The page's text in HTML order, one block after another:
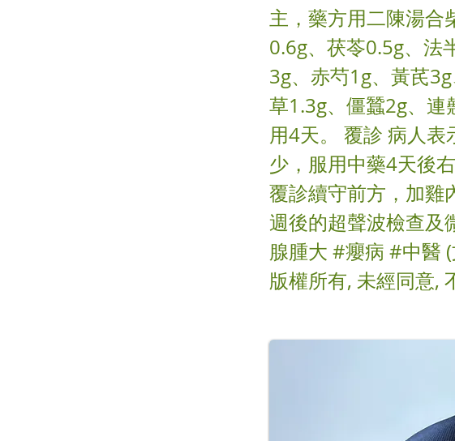
主，藥方用二陳湯合
0.6g、茯苓0.5g、法
3g、赤芍1g、黃芪
草1.3g、僵蠶2g、連
用4天。 覆診 病人
少，服用中藥4天後
覆診續守前方，加雞
週後的超聲波檢查及
腺腫大 #癭病 #中醫
版權所有, 未經同意,